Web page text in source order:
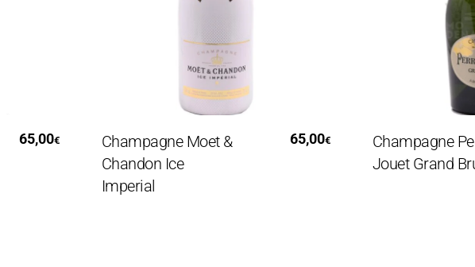
Champagne Moet &
Chandon Ice
Imperial
65,00€
Champagne Perrier
Jouet Grand Brut
65,00€